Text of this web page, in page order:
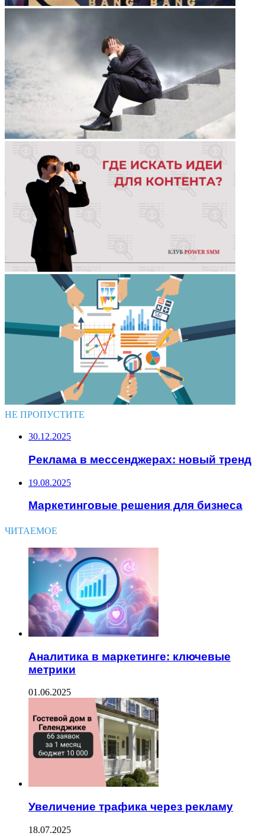
НЕ ПРОПУСТИТЕ
30.12.2025
Реклама в мессенджерах: новый тренд
19.08.2025
Маркетинговые решения для бизнеса
ЧИТАЕМОЕ
Аналитика в маркетинге: ключевые
метрики
01.06.2025
Увеличение трафика через рекламу
18.07.2025